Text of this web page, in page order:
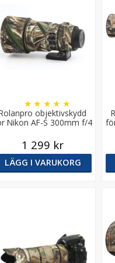
objektivskydd
Nikon AF-S 300mm f/4
★ ★ ★ ★ ★
1 299 kr
LÄGG I VARUKORG